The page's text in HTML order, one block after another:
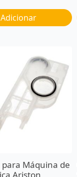
Adicionar
Máquina de